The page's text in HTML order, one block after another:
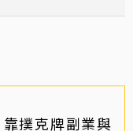
撲克牌副業與